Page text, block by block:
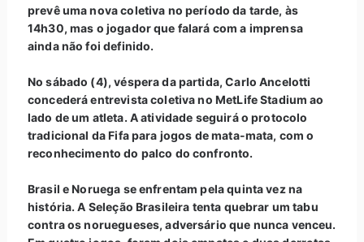
prevê uma nova coletiva no período da tarde, às
14h30, mas o jogador que falará com a imprensa
ainda não foi definido.
No sábado (4), véspera da partida, Carlo Ancelotti
concederá entrevista coletiva no MetLife Stadium ao
lado de um atleta. A atividade seguirá o protocolo
tradicional da Fifa para jogos de mata-mata, com o
reconhecimento do palco do confronto.
Brasil e Noruega se enfrentam pela quinta vez na
história. A Seleção Brasileira tenta quebrar um tabu
contra os noruegueses, adversário que nunca venceu.